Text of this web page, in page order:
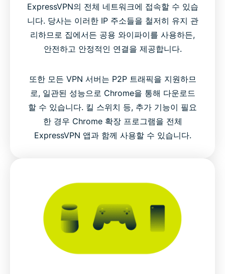
ExpressVPN의 전체 네트워크에 접속할 수 있습
니다. 당사는 이러한 IP 주소들을 철저히 유지 관
리하므로 집에서든 공용 와이파이를 사용하든,
안전하고 안정적인 연결을 제공합니다.
또한 모든 VPN 서버는 P2P 트래픽을 지원하므
로, 일관된 성능으로 Chrome을 통해 다운로드
할 수 있습니다. 킬 스위치 등, 추가 기능이 필요
한 경우 Chrome 확장 프로그램을 전체
ExpressVPN 앱과 함께 사용할 수 있습니다.